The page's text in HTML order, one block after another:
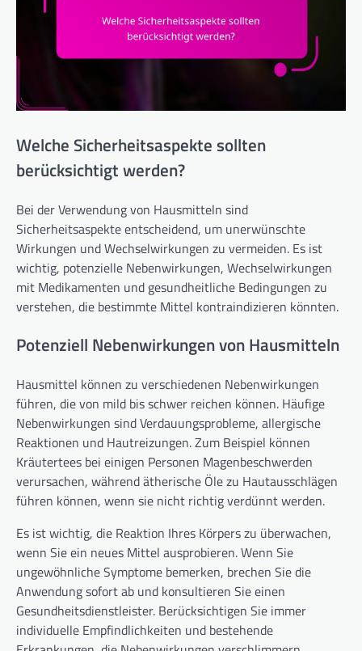
Welche Sicherheitsaspekte sollten
berücksichtigt werden?
Bei der Verwendung von Hausmitteln sind
Sicherheitsaspekte entscheidend, um unerwünschte
Wirkungen und Wechselwirkungen zu vermeiden. Es ist
wichtig, potenzielle Nebenwirkungen, Wechselwirkungen
mit Medikamenten und gesundheitliche Bedingungen zu
verstehen, die bestimmte Mittel kontraindizieren könnten.
Potenziell Nebenwirkungen von Hausmitteln
Hausmittel können zu verschiedenen Nebenwirkungen
führen, die von mild bis schwer reichen können. Häufige
Nebenwirkungen sind Verdauungsprobleme, allergische
Reaktionen und Hautreizungen. Zum Beispiel können
Kräutertees bei einigen Personen Magenbeschwerden
verursachen, während ätherische Öle zu Hautausschlägen
führen können, wenn sie nicht richtig verdünnt werden.
Es ist wichtig, die Reaktion Ihres Körpers zu überwachen,
wenn Sie ein neues Mittel ausprobieren. Wenn Sie
ungewöhnliche Symptome bemerken, brechen Sie die
Anwendung sofort ab und konsultieren Sie einen
Gesundheitsdienstleister. Berücksichtigen Sie immer
individuelle Empfindlichkeiten und bestehende